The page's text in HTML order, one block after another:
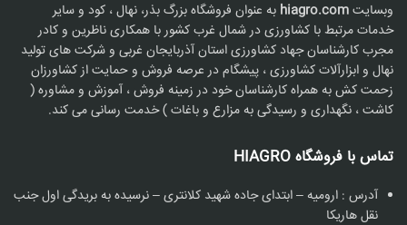
وبسایتhiagro.com به عنوان فروشگاه بزرگ بذر، نهال ، کود و سایر
خدمات مرتبط با کشاورزی در شمال غرب کشور با همکاری ناظرین و کادر
مجرب کارشناسان جهاد کشاورزی استان آذربایجان غربی و شرکت های تولید
نهال و ابزارآلات کشاورزی ، پیشگام در عرصه فروش و حمایت از کشاورزان
زحمت کش به همراه کارشناسان خود در زمینه فروش ، آموزش و مشاوره (
کاشت ، نگهداری و رسیدگی به مزارع و باغات ) خدمت رسانی می کند.
تماس با فروشگاه HIAGRO
آدرس : ارومیه – ابتدای جاده شهید کلانتری – نرسیده به بریدگی اول جنب
نقل هاریکا